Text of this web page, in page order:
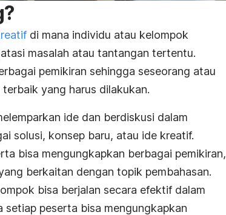
?
di mana individu atau kelompok
masalah atau tantangan tertentu.
pemikiran sehingga seseorang atau
yang harus dilakukan.
ide dan berdiskusi dalam
solusi, konsep baru, atau ide kreatif.
bisa mengungkapkan berbagai pemikiran,
berkaitan dengan topik pembahasan.
bisa berjalan secara efektif dalam
setiap peserta bisa mengungkapkan